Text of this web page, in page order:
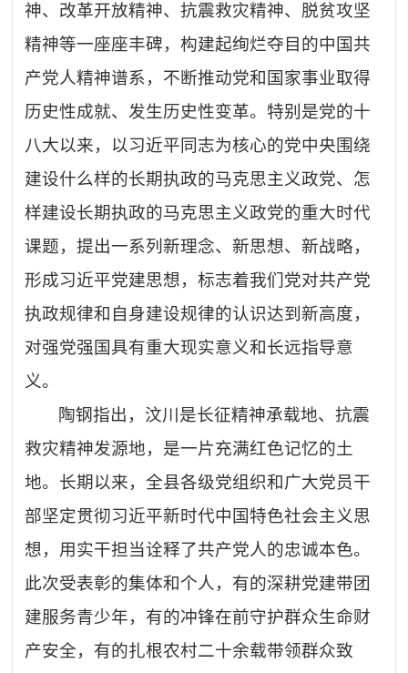
神、改革开放精神、抗震救灾精神、脱贫攻坚
精神等一座座丰碑，构建起绚烂夺目的中国共
产党人精神谱系，不断推动党和国家事业取得
历史性成就、发生历史性变革。特别是党的十
八大以来，以习近平同志为核心的党中央围绕
建设什么样的长期执政的马克思主义政党、怎
样建设长期执政的马克思主义政党的重大时代
课题，提出一系列新理念、新思想、新战略，
形成习近平党建思想，标志着我们党对共产党
执政规律和自身建设规律的认识达到新高度，
对强党强国具有重大现实意义和长远指导意
义。
陶钢指出，汶川是长征精神承载地、抗震
救灾精神发源地，是一片充满红色记忆的土
地。长期以来，全县各级党组织和广大党员干
部坚定贯彻习近平新时代中国特色社会主义思
想，用实干担当诠释了共产党人的忠诚本色。
此次受表彰的集体和个人，有的深耕党建带团
建服务青少年，有的冲锋在前守护群众生命财
产安全，有的扎根农村二十余载带领群众致